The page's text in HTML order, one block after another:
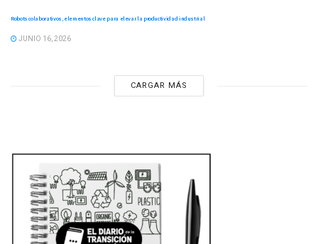
Robots colaborativos, elementos clave para elevar la productividad industrial
JUNIO 16, 2026
CARGAR MÁS